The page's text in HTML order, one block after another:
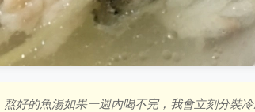
好的魚湯如果一週內喝不完，我會立刻分裝